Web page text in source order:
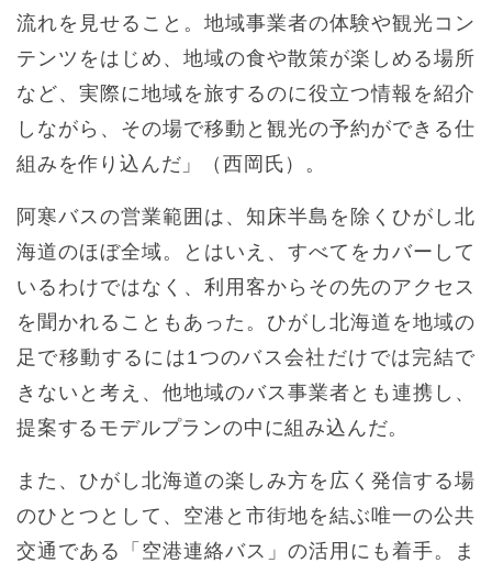
流れを見せること。地域事業者の体験や観光コン
テンツをはじめ、地域の食や散策が楽しめる場所
など、実際に地域を旅するのに役立つ情報を紹介
しながら、その場で移動と観光の予約ができる仕
組みを作り込んだ」（西岡氏）。
阿寒バスの営業範囲は、知床半島を除くひがし北
海道のほぼ全域。とはいえ、すべてをカバーして
いるわけではなく、利用客からその先のアクセス
を聞かれることもあった。ひがし北海道を地域の
足で移動するには1つのバス会社だけでは完結で
きないと考え、他地域のバス事業者とも連携し、
提案するモデルプランの中に組み込んだ。
また、ひがし北海道の楽しみ方を広く発信する場
のひとつとして、空港と市街地を結ぶ唯一の公共
交通である「空港連絡バス」の活用にも着手。ま